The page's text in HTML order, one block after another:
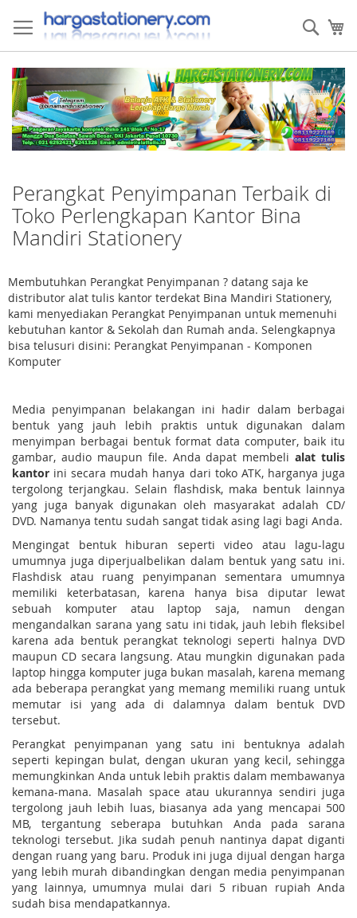
to
Content
Perangkat Penyimpanan Terbaik di
Toko Perlengkapan Kantor Bina
Mandiri Stationery
Membutuhkan Perangkat Penyimpanan ? datang saja ke
distributor alat tulis kantor terdekat Bina Mandiri Stationery,
kami menyediakan Perangkat Penyimpanan untuk memenuhi
kebutuhan kantor & Sekolah dan Rumah anda. Selengkapnya
bisa telusuri disini: Perangkat Penyimpanan - Komponen
Komputer
Media penyimpanan belakangan ini hadir dalam berbagai
bentuk yang jauh lebih praktis untuk digunakan dalam
menyimpan berbagai bentuk format data computer, baik itu
gambar, audio maupun file. Anda dapat membelialat tulis
kantor ini secara mudah hanya dari toko ATK, harganya juga
tergolong terjangkau. Selain flashdisk, maka bentuk lainnya
yang juga banyak digunakan oleh masyarakat adalah CD/
DVD. Namanya tentu sudah sangat tidak asing lagi bagi Anda.
Mengingat bentuk hiburan seperti video atau lagu-lagu
umumnya juga diperjualbelikan dalam bentuk yang satu ini.
Flashdisk atau ruang penyimpanan sementara umumnya
memiliki keterbatasan, karena hanya bisa diputar lewat
sebuah komputer atau laptop saja, namun dengan
mengandalkan sarana yang satu ini tidak, jauh lebih fleksibel
karena ada bentuk perangkat teknologi seperti halnya DVD
maupun CD secara langsung. Atau mungkin digunakan pada
laptop hingga komputer juga bukan masalah, karena memang
ada beberapa perangkat yang memang memiliki ruang untuk
memutar isi yang ada di dalamnya dalam bentuk DVD
tersebut.
Perangkat penyimpanan yang satu ini bentuknya adalah
seperti kepingan bulat, dengan ukuran yang kecil, sehingga
memungkinkan Anda untuk lebih praktis dalam membawanya
kemana-mana. Masalah space atau ukurannya sendiri juga
tergolong jauh lebih luas, biasanya ada yang mencapai 500
MB, tergantung seberapa butuhkan Anda pada sarana
teknologi tersebut. Jika sudah penuh nantinya dapat diganti
dengan ruang yang baru. Produk ini juga dijual dengan harga
yang lebih murah dibandingkan dengan media penyimpanan
yang lainnya, umumnya mulai dari 5 ribuan rupiah Anda
sudah bisa mendapatkannya.